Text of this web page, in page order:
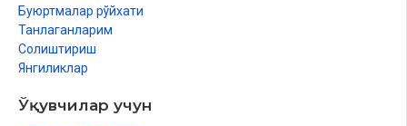
Буюртмалар рўйхати
Танлаганларим
Солиштириш
Янгиликлар
Ўқувчилар учун